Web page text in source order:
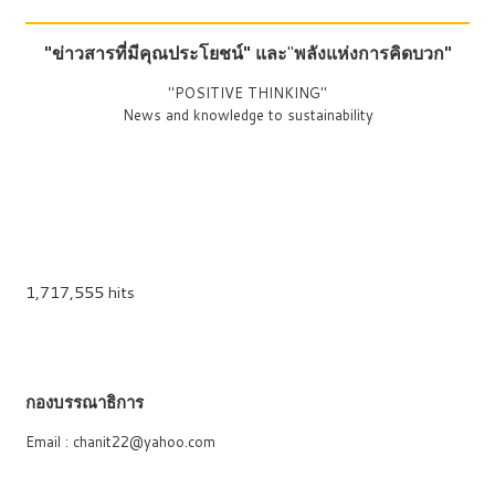
"ข่าวสารที่มีคุณประโยชน์" และ"พลังแห่งการคิดบวก"
"POSITIVE THINKING"
News and knowledge to sustainability
1,717,555 hits
กองบรรณาธิการ
Email : chanit22@yahoo.com